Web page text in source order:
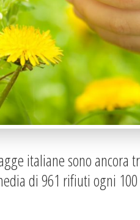
italiane sono ancora
di 961 rifiuti ogni